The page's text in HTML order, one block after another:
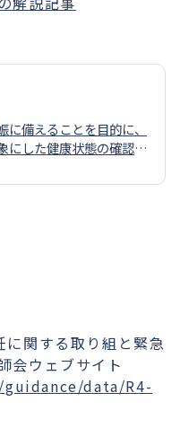
備えることを目的に、
にした健康状態の確認の
関する取り組と緊急
会ウェブサイト
data/R4-